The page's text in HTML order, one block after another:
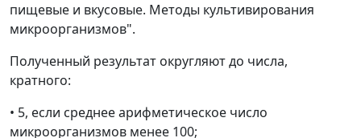
пищевые и вкусовые. Методы культивирования
микроорганизмов".
Полученный результат округляют до числа,
кратного:
• 5, если среднее арифметическое число
микроорганизмов менее 100;